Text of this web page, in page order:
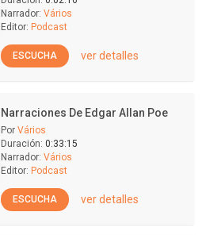
Narrador: Vários
Editor: Podcast
ESCUCHA ver detalles
Narraciones De Edgar Allan Poe
Por Vários
Duración: 0:33:15
Narrador: Vários
Editor: Podcast
ESCUCHA ver detalles